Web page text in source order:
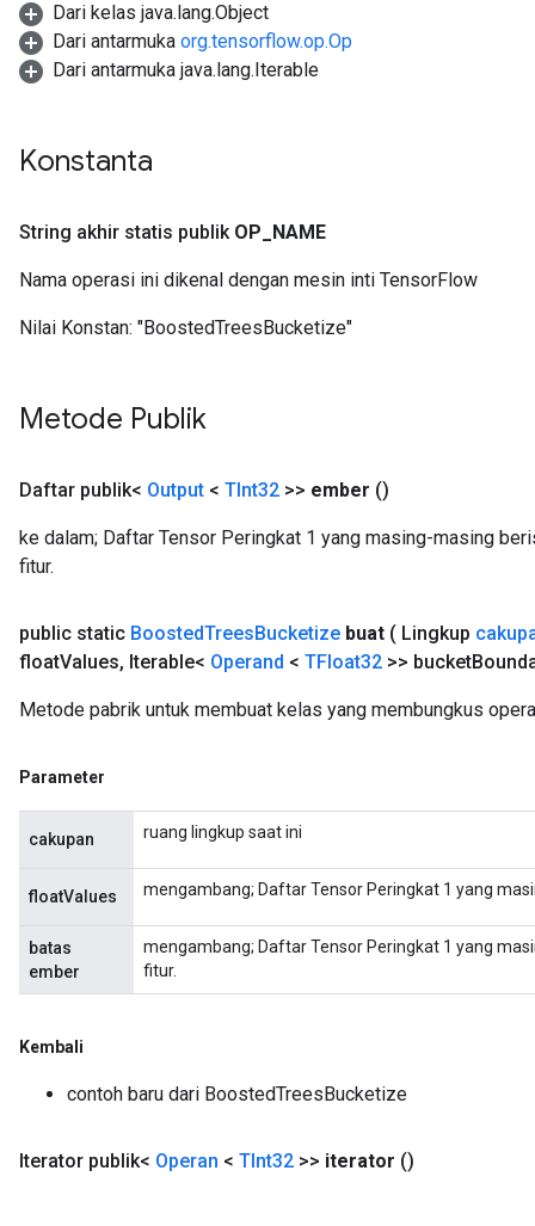
Dari kelas java.lang.Object
Dari antarmuka org.tensorflow.op.Op
Dari antarmuka java.lang.Iterable
Konstanta
String akhir statis publik OP NAME
Nama operasi ini dikenal dengan mesin inti TensorFlow
Nilai Konstan: "BoostedTreesBucketize"
Metode Publik
Daftar publik< Output < TInt32 >> ember ()
ke dalam; Daftar Tensor Peringkat 1 yang masing-masing
fitur.
public static BoostedTreesBucketize buat ( Lingkup
floatValues, Iterable< Operand < TFloat32 >> bucket
Metode pabrik untuk membuat kelas yang membungkus
Parameter
cakupan ruang lingkup saat ini
floatValues mengambang; Daftar Tensor Peringkat 1 yang
batas
ember
mengambang; Daftar Tensor Peringkat 1 yang
fitur.
Kembali
contoh baru dari BoostedTreesBucketize
Iterator publik< Operan < TInt32 >> iterator ()